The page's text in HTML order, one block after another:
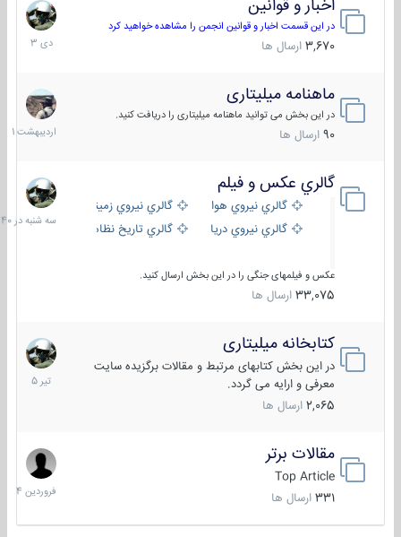
اخبار و قوانین
در این قسمت اخبار و قوانین انجمن را مشاهده خواهید کرد
3,670 ارسال ها
22
دی
1403
ماهنامه میلیتاری
در این بخش می توانید ماهنامه میلیتاری را دریافت کنید.
90 ارسال ها
30
1401
گالري عكس و فيلم
گالري نيروي هوايي
گالري نيروي زميني
گالري نيروي دريايي
گالري تاریخ نظامی
عکس و فیلمهای جنگی را در این بخش ارسال کنید.
33,075 ارسال ها
سه
شنبه
در
کتابخانه میلیتاری
در این بخش کتابهای مرتبط و مقالات برگزیده سایت
معرفی و ارایه می گردد.
2,065 ارسال ها
16
تیر
1405
مقالات برتر
Top Article
331 ارسال ها
29
فروردین
1404